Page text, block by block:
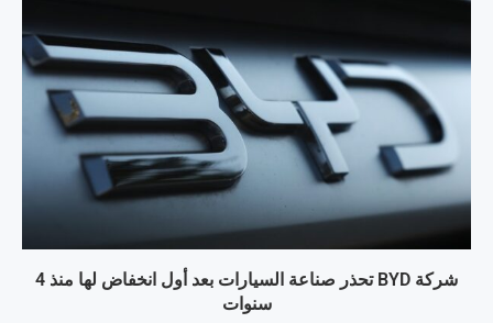
شركة BYD تحذر صناعة السيارات بعد أول انخفاض لها منذ 4
سنوات